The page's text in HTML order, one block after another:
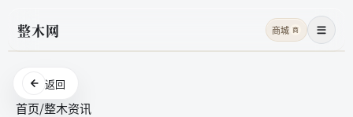
整木网 商城 商 菜单
返回
首页/整木资讯